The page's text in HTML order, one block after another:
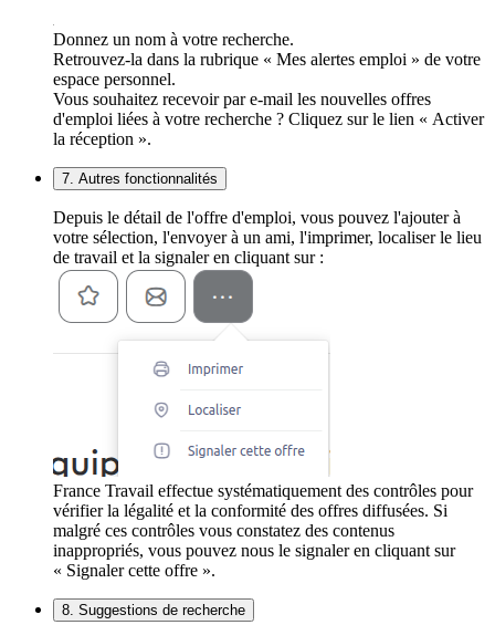
Donnez un nom à votre recherche.
Retrouvez-la dans la rubrique « Mes alertes emploi » de votre
espace personnel.
Vous souhaitez recevoir par e-mail les nouvelles offres
d'emploi liées à votre recherche ? Cliquez sur le lien « Activer
la réception ».
7. Autres fonctionnalités
Depuis le détail de l'offre d'emploi, vous pouvez l'ajouter à
votre sélection, l'envoyer à un ami, l'imprimer, localiser le lieu
de travail et la signaler en cliquant sur :
France Travail effectue systématiquement des contrôles pour
vérifier la légalité et la conformité des offres diffusées. Si
malgré ces contrôles vous constatez des contenus
inappropriés, vous pouvez nous le signaler en cliquant sur
« Signaler cette offre ».
8. Suggestions de recherche